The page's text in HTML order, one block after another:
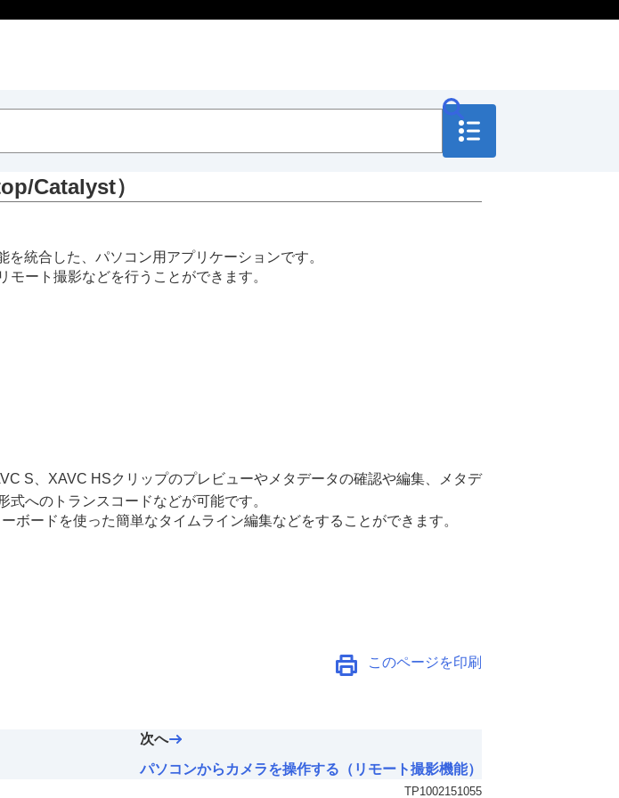
）
Catalyst）
統合した、パソコン用アプリケーションです。
ート撮影などを行うことができます。
S、XAVC HSクリップのプレビューやメタデータの確認や編集、メタデ
式へのトランスコードなどが可能です。
ードを使った簡単なタイムライン編集などをすることができます。
このページを印刷
次へ
パソコンからカメラを操作する（リモート撮影機能）
TP1002151055